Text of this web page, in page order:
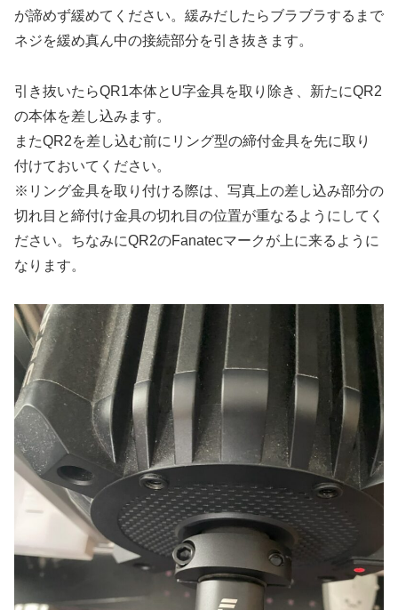
が諦めず緩めてください。緩みだしたらブラブラするまで
ネジを緩め真ん中の接続部分を引き抜きます。
引き抜いたらQR1本体とU字金具を取り除き、新たにQR2
の本体を差し込みます。
またQR2を差し込む前にリング型の締付金具を先に取り
付けておいてください。
※リング金具を取り付ける際は、写真上の差し込み部分の
切れ目と締付け金具の切れ目の位置が重なるようにしてく
ださい。ちなみにQR2のFanatecマークが上に来るように
なります。